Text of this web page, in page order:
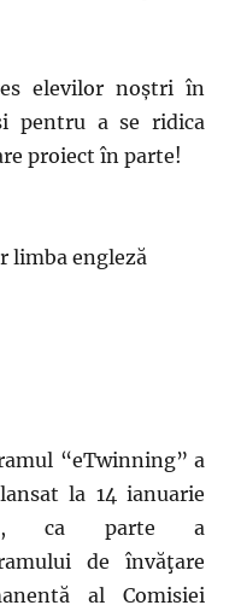
elevilor noștri în
pentru a se ridica
proiect în parte!
limba engleză
“eTwinning” a
la 14 ianuarie
ca parte a
de învăţare
al Comisiei